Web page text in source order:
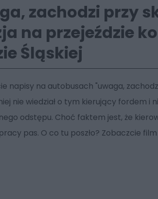
zachodzi przy
na przejeździe
Śląskiej
napisy na autobusach "uwaga,
nie wiedział o tym kierujący fordem i
odstępu. Choć faktem jest, że
pas. O co tu poszło? Zobaczcie